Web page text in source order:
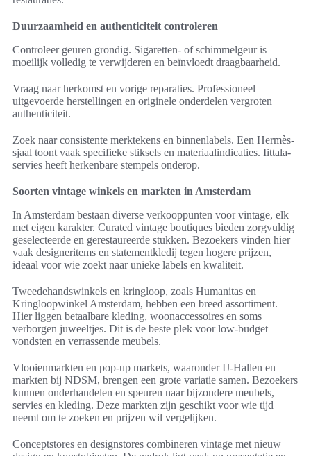
Duurzaamheid en authenticiteit controleren
Controleer geuren grondig. Sigaretten- of schimmelgeur is
moeilijk volledig te verwijderen en beïnvloedt draagbaarheid.
Vraag naar herkomst en vorige reparaties. Professioneel
uitgevoerde herstellingen en originele onderdelen vergroten
authenticiteit.
Zoek naar consistente merktekens en binnenlabels. Een Hermès-
sjaal toont vaak specifieke stiksels en materiaalindicaties. Iittala-
servies heeft herkenbare stempels onderop.
Soorten vintage winkels en markten in Amsterdam
In Amsterdam bestaan diverse verkooppunten voor vintage, elk
met eigen karakter. Curated vintage boutiques bieden zorgvuldig
geselecteerde en gerestaureerde stukken. Bezoekers vinden hier
vaak designeritems en statementkledij tegen hogere prijzen,
ideaal voor wie zoekt naar unieke labels en kwaliteit.
Tweedehandswinkels en kringloop, zoals Humanitas en
Kringloopwinkel Amsterdam, hebben een breed assortiment.
Hier liggen betaalbare kleding, woonaccessoires en soms
verborgen juweeltjes. Dit is de beste plek voor low-budget
vondsten en verrassende meubels.
Vlooienmarkten en pop-up markets, waaronder IJ-Hallen en
markten bij NDSM, brengen een grote variatie samen. Bezoekers
kunnen onderhandelen en speuren naar bijzondere meubels,
servies en kleding. Deze markten zijn geschikt voor wie tijd
neemt om te zoeken en prijzen wil vergelijken.
Conceptstores en designstores combineren vintage met nieuw